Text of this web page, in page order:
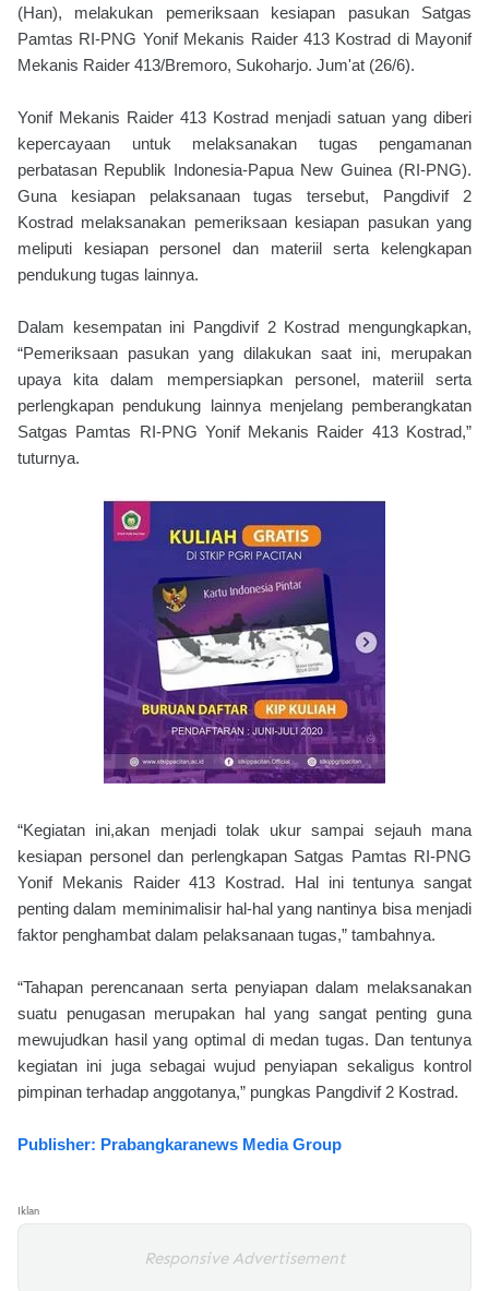
(Han), melakukan pemeriksaan kesiapan pasukan Satgas
Pamtas RI-PNG Yonif Mekanis Raider 413 Kostrad di Mayonif
Mekanis Raider 413/Bremoro, Sukoharjo. Jum'at (26/6).
Yonif Mekanis Raider 413 Kostrad menjadi satuan yang diberi
kepercayaan untuk melaksanakan tugas pengamanan
perbatasan Republik Indonesia-Papua New Guinea (RI-PNG).
Guna kesiapan pelaksanaan tugas tersebut, Pangdivif 2
Kostrad melaksanakan pemeriksaan kesiapan pasukan yang
meliputi kesiapan personel dan materiil serta kelengkapan
pendukung tugas lainnya.
Dalam kesempatan ini Pangdivif 2 Kostrad mengungkapkan,
“Pemeriksaan pasukan yang dilakukan saat ini, merupakan
upaya kita dalam mempersiapkan personel, materiil serta
perlengkapan pendukung lainnya menjelang pemberangkatan
Satgas Pamtas RI-PNG Yonif Mekanis Raider 413 Kostrad,”
tuturnya.
“Kegiatan ini,akan menjadi tolak ukur sampai sejauh mana
kesiapan personel dan perlengkapan Satgas Pamtas RI-PNG
Yonif Mekanis Raider 413 Kostrad. Hal ini tentunya sangat
penting dalam meminimalisir hal-hal yang nantinya bisa menjadi
faktor penghambat dalam pelaksanaan tugas,” tambahnya.
“Tahapan perencanaan serta penyiapan dalam melaksanakan
suatu penugasan merupakan hal yang sangat penting guna
mewujudkan hasil yang optimal di medan tugas. Dan tentunya
kegiatan ini juga sebagai wujud penyiapan sekaligus kontrol
pimpinan terhadap anggotanya,” pungkas Pangdivif 2 Kostrad.
Publisher: Prabangkaranews Media Group
Iklan
Responsive Advertisement